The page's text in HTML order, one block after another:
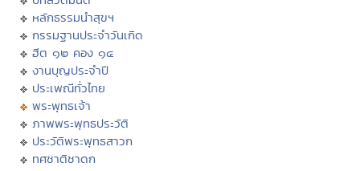
หลักธรรมนำสุขฯ
กรรมฐานประจำวันเกิด
ฮีต ๑๒ คอง ๑๔
งานบุญประจำปี
ประเพณีทั่วไทย
พระพุทธเจ้า
ภาพพระพุทธประวัติ
ประวัติพระพุทธสาวก
ทศชาติชาดก